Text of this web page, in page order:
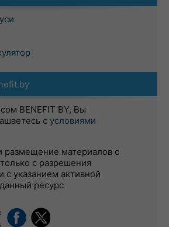
BENEFIT BY, Вы
с условиями
размещение материалов с
с разрешения
с указанием активной
ресурс